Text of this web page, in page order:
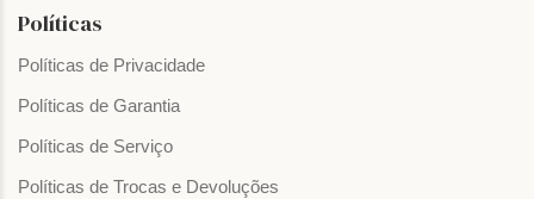
Políticas
Políticas de Privacidade
Políticas de Garantia
Políticas de Serviço
Políticas de Trocas e Devoluções